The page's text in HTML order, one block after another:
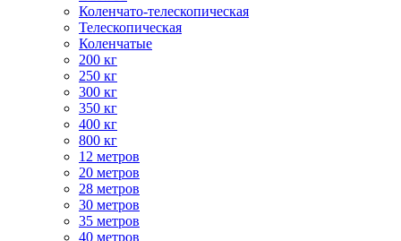
Коленчато-телескопическая
Телескопическая
Коленчатые
200 кг
250 кг
300 кг
350 кг
400 кг
800 кг
12 метров
20 метров
28 метров
30 метров
35 метров
40 метров